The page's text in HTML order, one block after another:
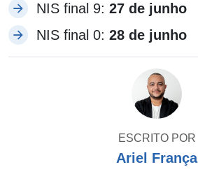
NIS final 9: 27 de junho
NIS final 0: 28 de junho​
ESCRITO POR
Ariel França